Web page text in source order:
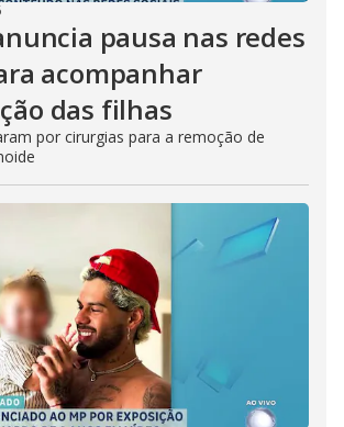
pausa nas redes
acompanhar
das filhas
por cirurgias para a remoção de